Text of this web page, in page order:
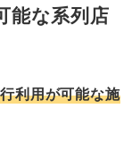
能な系列店
利用が可能な施